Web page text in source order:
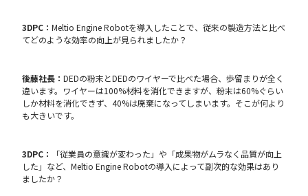
3DPC：Meltio Engine Robotを導入したことで、従来の製造方法と比べ
てどのような効率の向上が見られましたか？
後藤社長：DEDの粉末とDEDのワイヤーで比べた場合、歩留まりが全く
違います。ワイヤーは100%材料を消化できますが、粉末は60%ぐらい
しか材料を消化できず、40%は廃棄になってしまいます。そこが何より
も大きいです。
3DPC：
「従業員の意識が変わった」や「成果物がムラなく品質が向上
した」など、Meltio Engine Robotの導入によって副次的な効果はあり
ましたか？